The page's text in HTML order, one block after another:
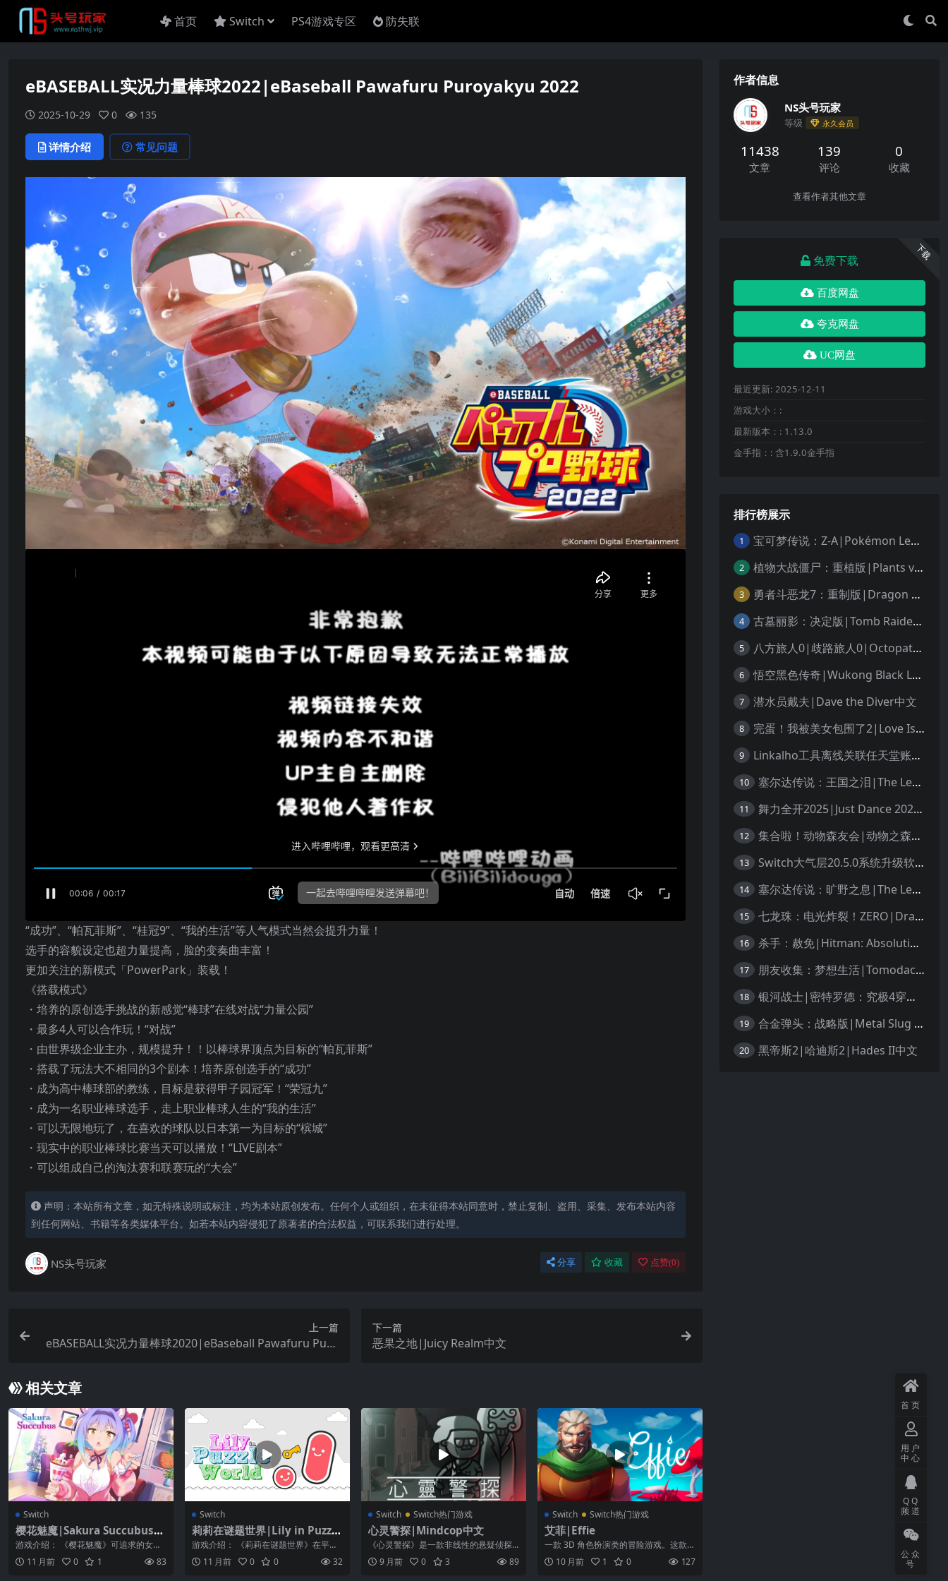
首页 Switch PS4游戏专区 防失联
eBASEBALL实况力量棒球2022|eBaseball Pawafuru Puroyakyu 2022
2025-10-29 0 135
详情介绍 常见问题
“成功”、“帕瓦菲斯”、“桂冠9”、“我的生活”等人气模式当然会提升力量！
选手的容貌设定也超力量提高，脸的变奏曲丰富！
更加关注的新模式「PowerPark」装载！
《搭载模式》
・培养的原创选手挑战的新感觉“棒球”在线对战“力量公园”
・最多4人可以合作玩！“对战”
・由世界级企业主办，规模提升！！以棒球界顶点为目标的“帕瓦菲斯”
・搭载了玩法大不相同的3个剧本！培养原创选手的“成功”
・成为高中棒球部的教练，目标是获得甲子园冠军！“荣冠九”
・成为一名职业棒球选手，走上职业棒球人生的“我的生活”
・可以无限地玩了，在喜欢的球队以日本第一为目标的“槟城”
・现实中的职业棒球比赛当天可以播放！“LIVE剧本”
・可以组成自己的淘汰赛和联赛玩的“大会”
声明：本站所有文章，如无特殊说明或标注，均为本站原创发布。任何个人或组织，在未征得本站同意时，禁止复制、盗用、采集、发布本站内容
到任何网站、书籍等各类媒体平台。如若本站内容侵犯了原著者的合法权益，可联系我们进行处理。
NS头号玩家 分享 收藏 点赞(0)
上一篇
eBASEBALL实况力量棒球2020|eBaseball Pawafuru Puro
下一篇
恶果之地|Juicy Realm中文
相关文章
Switch
樱花魅魔|Sakura Succubus中
文
游戏介绍： 《樱花魅魔》可追求的女人
可不少！ 小笠原浩木是一个非常普通的
人，直到...
11 月前 0 1 83
Switch
莉莉在谜题世界|Lily in Puzzle
World中文
游戏介绍： 《莉莉在谜题世界》在平台
化和脑筋急转弯的随意组合中探索素描
本世界！ ...
11 月前 0 0 32
Switch Switch热门游戏
心灵警探|Mindcop中文
《心灵警探》是一款非线性的悬疑侦探
游戏。作品糅合了故事驱动式冒险与实
时三消解谜玩...
9 月前 0 3 89
Switch Switch热门游戏
艾菲|Effie
一款 3D 角色扮演类的冒险游戏。这款游
戏融了解谜丶战斗丶拼图等多种经典元
素，在...
10 月前 1 0 127
作者信息
NS头号玩家
等级 永久会员
11438
文章
139
评论
0
收藏
查看作者其他文章
下载
免费下载
百度网盘
夸克网盘
UC网盘
最近更新: 2025-12-11
游戏大小：:
最新版本：: 1.13.0
金手指：: 含1.9.0金手指
排行榜展示
1 宝可梦传说：Z-A|Pokémon Legends: Z-A中文
2 植物大战僵尸：重植版|Plants vs. Zombies: Replanted中文
3 勇者斗恶龙7：重制版|Dragon Quest VII Reimagined中文
4 古墓丽影：决定版|Tomb Raider: Definitive Edition中文
5 八方旅人0|歧路旅人0|Octopath Traveler 0中文
6 悟空黑色传奇|Wukong Black Legend
7 潜水员戴夫|Dave the Diver中文
8 完蛋！我被美女包围了2|Love Is All Around 2中文
9 Linkalho工具离线关联任天堂账户教程
10 塞尔达传说：王国之泪|The Legend of Zelda: Tears of the Kingdom中文
11 舞力全开2025|Just Dance 2025中文
12 集合啦！动物森友会|动物之森|Animal Crossing: New Horizons中文
13 Switch大气层20.5.0系统升级软硬破通用教程
14 塞尔达传说：旷野之息|The Legend of Zelda: Breath of the Wild中文
15 七龙珠：电光炸裂！ZERO|Dragon Ball: Sparking! Zero中文
16 杀手：赦免|Hitman: Absolution汉化
17 朋友收集：梦想生活|Tomodachi Life: Living the Dream中文
18 银河战士|密特罗德：究极4穿越未知|Metroid Prime 4: Beyond中文
19 合金弹头：战略版|Metal Slug Tactics中文
20 黑帝斯2|哈迪斯2|Hades II中文
首页
用户
中心
QQ
频道
公众
号